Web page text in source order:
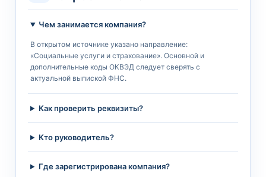
Чем занимается компания?
В открытом источнике указано направление:
«Социальные услуги и страхование». Основной и
дополнительные коды ОКВЭД следует сверять с
актуальной выпиской ФНС.
Как проверить реквизиты?
Кто руководитель?
Где зарегистрирована компания?